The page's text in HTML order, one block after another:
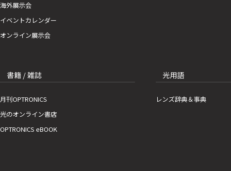
海外展示会
イベントカレンダー
オンライン展示会
書籍 / 雑誌
月刊OPTRONICS
光のオンライン書店
OPTRONICS eBOOK
光用語
レンズ辞典＆事典